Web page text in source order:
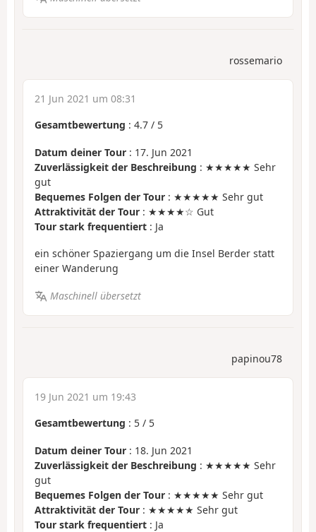
rossemario
21 Jun 2021 um 08:31
Gesamtbewertung : 4.7 / 5
Datum deiner Tour : 17. Jun 2021
Zuverlässigkeit der Beschreibung : ★★★★★ Sehr
gut
Bequemes Folgen der Tour : ★★★★★ Sehr gut
Attraktivität der Tour : ★★★★☆ Gut
Tour stark frequentiert : Ja
ein schöner Spaziergang um die Insel Berder statt
einer Wanderung
Maschinell übersetzt
papinou78
19 Jun 2021 um 19:43
Gesamtbewertung : 5 / 5
Datum deiner Tour : 18. Jun 2021
Zuverlässigkeit der Beschreibung : ★★★★★ Sehr
gut
Bequemes Folgen der Tour : ★★★★★ Sehr gut
Attraktivität der Tour : ★★★★★ Sehr gut
Tour stark frequentiert : Ja